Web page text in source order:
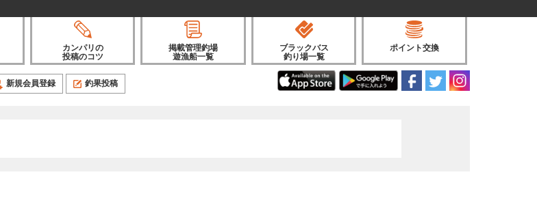
カンパリの
投稿のコツ
掲載管理釣場
遊漁船一覧
ブラックバス
釣り場一覧
ポイント交換
新規会員登録 釣果投稿